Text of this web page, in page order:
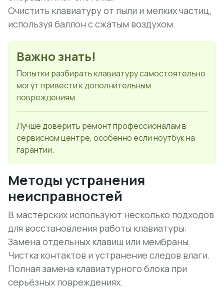
Очистить клавиатуру от пыли и мелких частиц,
используя баллон с сжатым воздухом.
Важно знать!
Попытки разбирать клавиатуру самостоятельно
могут привести к дополнительным
повреждениям.
Лучше доверить ремонт профессионалам в
сервисном центре, особенно если ноутбук на
гарантии.
Методы устранения
неисправностей
В мастерских используют несколько подходов
для восстановления работы клавиатуры:
Замена отдельных клавиш или мембраны.
Чистка контактов и устранение следов влаги.
Полная замена клавиатурного блока при
серьёзных повреждениях.